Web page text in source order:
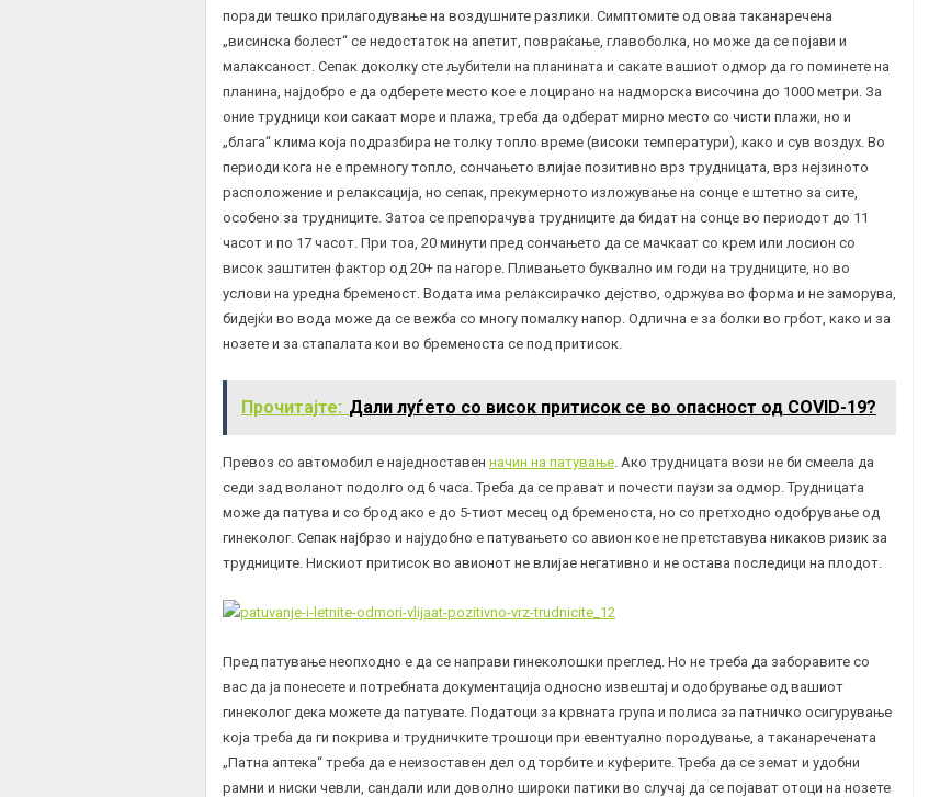
поради тешко прилагодување на воздушните разлики. Симптомите од оваа таканаречена
„висинска болест“ се недостаток на апетит, повраќање, главоболка, но може да се појави и
малаксаност. Сепак доколку сте љубители на планината и сакате вашиот одмор да го поминете на
планина, најдобро е да одберете место кое е лоцирано на надморска височина до 1000 метри. За
оние трудници кои сакаат море и плажа, треба да одберат мирно место со чисти плажи, но и
„блага“ клима која подразбира не толку топло време (високи температури), како и сув воздух. Во
периоди кога не е премногу топло, сончањето влијае позитивно врз трудницата, врз нејзиното
расположение и релаксација, но сепак, прекумерното изложување на сонце е штетно за сите,
особено за трудниците. Затоа се препорачува трудниците да бидат на сонце во периодот до 11
часот и по 17 часот. При тоа, 20 минути пред сончањето да се мачкаат со крем или лосион со
висок заштитен фактор од 20+ па нагоре. Пливањето буквално им годи на трудниците, но во
услови на уредна бременост. Водата има релаксирачко дејство, одржува во форма и не заморува,
бидејќи во вода може да се вежба со многу помалку напор. Одлична е за болки во грбот, како и за
нозете и за стапалата кои во бременоста се под притисок.
Прочитајте: Дали луѓето со висок притисок се во опасност од COVID-19?
Превоз со автомобил е наједноставен начин на патување . Ако трудницата вози не би смеела да
седи зад воланот подолго од 6 часа. Треба да се прават и почести паузи за одмор. Трудницата
може да патува и со брод ако е до 5-тиот месец од бременоста, но со претходно одобрување од
гинеколог. Сепак најбрзо и најудобно е патувањето со авион кое не претставува никаков ризик за
трудниците. Нискиот притисок во авионот не влијае негативно и не остава последици на плодот.
Пред патување неопходно е да се направи гинеколошки преглед. Но не треба да заборавите со
вас да ја понесете и потребната документација односно извештај и одобрување од вашиот
гинеколог дека можете да патувате. Податоци за крвната група и полиса за патничко осигурување
која треба да ги покрива и трудничките трошоци при евентуално породување, а таканаречената
„Патна аптека“ треба да е неизоставен дел од торбите и куферите. Треба да се земат и удобни
рамни и ниски чевли, сандали или доволно широки патики во случај да се појават отоци на нозете